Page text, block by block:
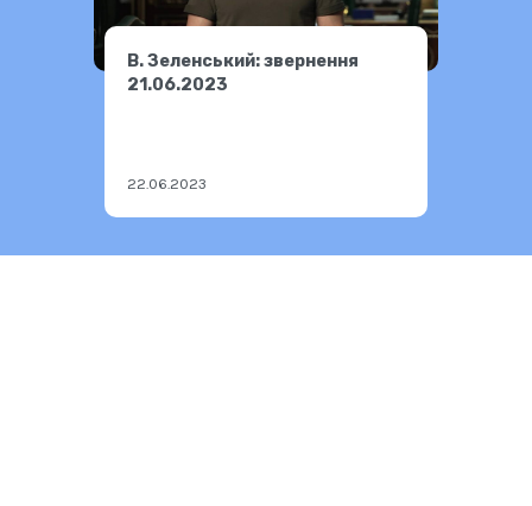
В. Зеленський: звернення
21.06.2023
22.06.2023